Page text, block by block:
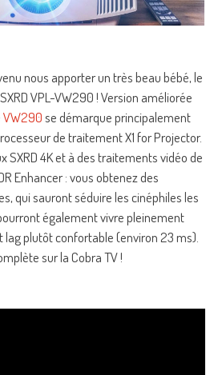
nous apporter un très beau bébé, le
VPL-VW290 ! Version améliorée
VW290se démarque principalement
de traitement X1 for Projector.
SXRD 4K et à des traitements vidéo de
Enhancer : vous obtenez des
qui sauront séduire les cinéphiles les
également vivre pleinement
lag plutôt confortable (environ 23 ms).
sur la Cobra TV !